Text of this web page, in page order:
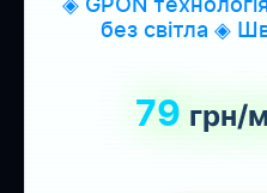
без світла ◈
79 грн/